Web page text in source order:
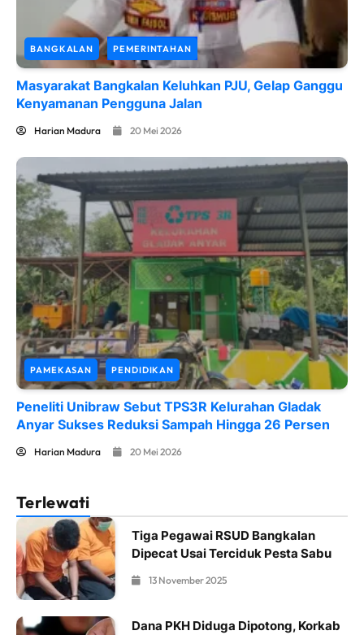
BANGKALAN PEMERINTAHAN
Masyarakat Bangkalan Keluhkan PJU, Gelap Ganggu
Kenyamanan Pengguna Jalan
Harian Madura 20 Mei 2026
PAMEKASAN PENDIDIKAN
Peneliti Unibraw Sebut TPS3R Kelurahan Gladak
Anyar Sukses Reduksi Sampah Hingga 26 Persen
Harian Madura 20 Mei 2026
Terlewati
Tiga Pegawai RSUD Bangkalan
Dipecat Usai Terciduk Pesta Sabu
13 November 2025
Dana PKH Diduga Dipotong, Korkab